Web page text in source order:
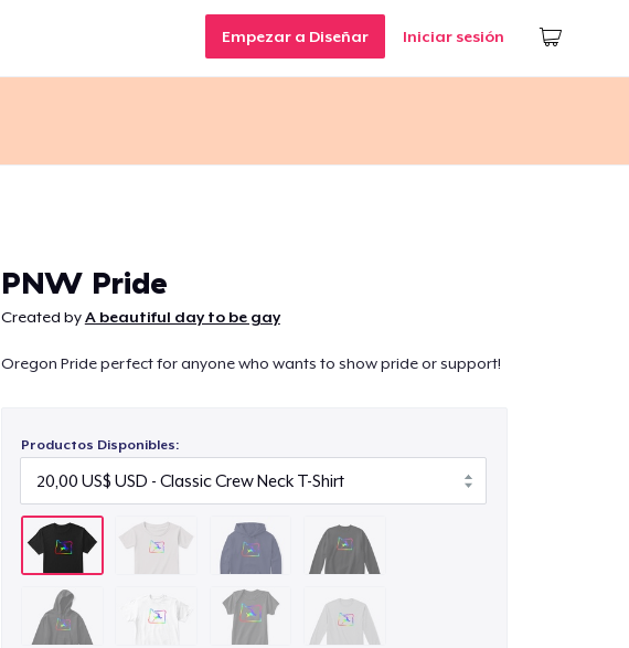
Empezar a Diseñar Iniciar sesión
PNW Pride
Created byA beautiful day to be gay
Oregon Pride perfect for anyone who wants to show pride or support!
Productos Disponibles: